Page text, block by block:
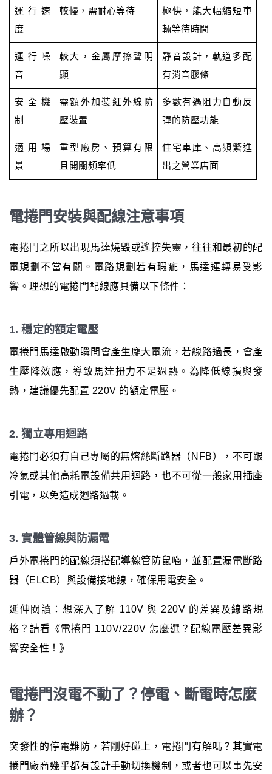
運行速
度
較慢，需耐心等待
極快，能大幅縮短車
輛等待時間
運行噪
音
較大，金屬摩擦聲明
顯
靜音設計，軌道多配
有消音膠條
安全機
制
需額外加裝紅外線防
壓裝置
多數有遇阻力自動反
彈的防壓功能
適用場
景
重型廠房、預算有限
且開關頻率低
住宅車庫、高頻繁進
出之營業店面
電捲門安裝與配線注意事項
電捲門之所以出現馬達燒毀或遙控失靈，往往和最初的配
電規劃不當有關。電路規劃若有瑕疵，馬達運轉易受影
響。理想的電捲門配線應具備以下條件：
1. 穩定的額定電壓
電捲門馬達啟動瞬間會產生龐大電流，若線路過長，會產
生壓降效應，導致馬達扭力不足過熱。為降低線損與發
熱，建議優先配置 220V 的額定電壓。
2. 獨立專用迴路
電捲門必須有自己專屬的無熔絲斷路器（NFB），不可跟
冷氣或其他高耗電設備共用迴路，也不可從一般家用插座
引電，以免造成迴路過載。
3. 實體管線與防漏電
戶外電捲門的配線須搭配導線管防鼠嚙，並配置漏電斷路
器（ELCB）與設備接地線，確保用電安全。
延伸閱讀：想深入了解 110V 與 220V 的差異及線路規
格？請看《電捲門 110V/220V 怎麼選？配線電壓差異影
響安全性！》
電捲門沒電不動了？停電、斷電時怎麼
辦？
突發性的停電難防，若剛好碰上，電捲門有解嗎？其實電
捲門廠商幾乎都有設計手動切換機制，或者也可以事先安